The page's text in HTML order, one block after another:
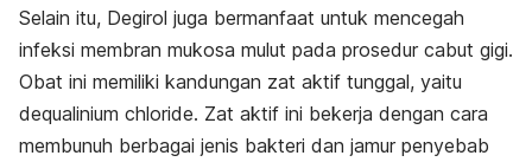
Selain itu, Degirol juga bermanfaat untuk mencegah
infeksi membran mukosa mulut pada prosedur cabut gigi.
Obat ini memiliki kandungan zat aktif tunggal, yaitu
dequalinium chloride. Zat aktif ini bekerja dengan cara
membunuh berbagai jenis bakteri dan jamur penyebab